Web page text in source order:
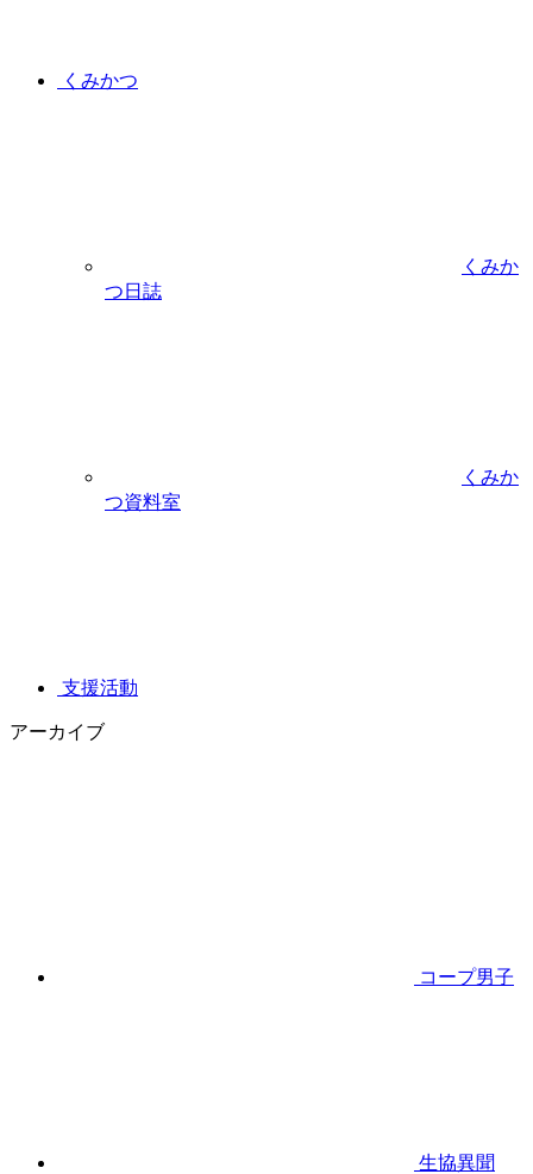
くみかつ
くみか
つ日誌
くみか
つ資料室
支援活動
アーカイブ
コープ男子
生協異聞